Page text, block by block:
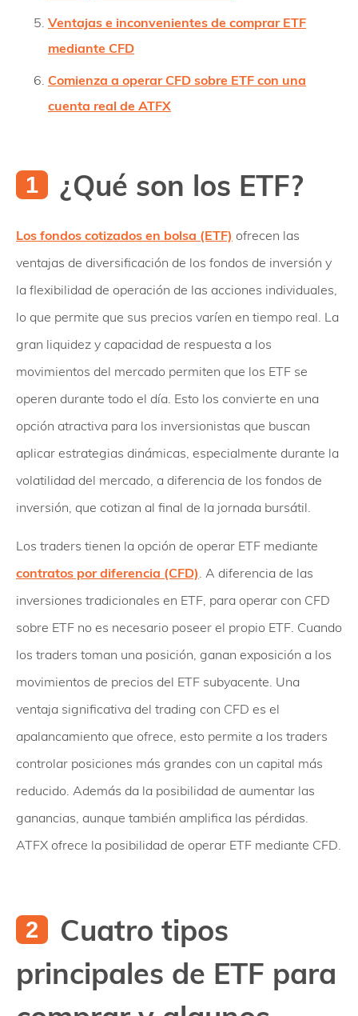
Ventajas e inconvenientes de comprar ETF
mediante CFD
Comienza a operar CFD sobre ETF con una
cuenta real de ATFX
¿Qué son los ETF?
Los fondos cotizados en bolsa (ETF) ofrecen las
ventajas de diversificación de los fondos de inversión y
la flexibilidad de operación de las acciones individuales,
lo que permite que sus precios varíen en tiempo real. La
gran liquidez y capacidad de respuesta a los
movimientos del mercado permiten que los ETF se
operen durante todo el día. Esto los convierte en una
opción atractiva para los inversionistas que buscan
aplicar estrategias dinámicas, especialmente durante la
volatilidad del mercado, a diferencia de los fondos de
inversión, que cotizan al final de la jornada bursátil.
Los traders tienen la opción de operar ETF mediante
contratos por diferencia (CFD). A diferencia de las
inversiones tradicionales en ETF, para operar con CFD
sobre ETF no es necesario poseer el propio ETF. Cuando
los traders toman una posición, ganan exposición a los
movimientos de precios del ETF subyacente. Una
ventaja significativa del trading con CFD es el
apalancamiento que ofrece, esto permite a los traders
controlar posiciones más grandes con un capital más
reducido. Además da la posibilidad de aumentar las
ganancias, aunque también amplifica las pérdidas.
ATFX ofrece la posibilidad de operar ETF mediante CFD.
Cuatro tipos
principales de ETF para